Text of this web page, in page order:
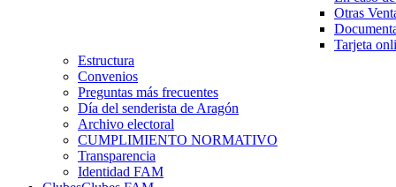
Otras
Tarjeta
Estructura
Convenios
Preguntas más frecuentes
Día del senderista de Aragón
Archivo electoral
CUMPLIMIENTO NORMATIVO
Transparencia
Identidad FAM